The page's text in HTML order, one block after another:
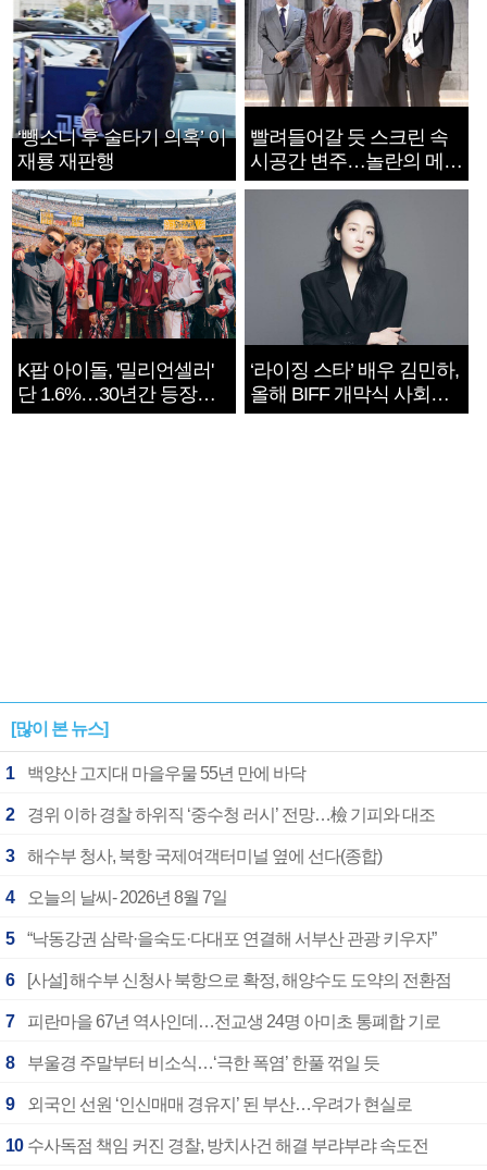
‘뺑소니 후 술타기 의혹’ 이
재룡 재판행
빨려들어갈 듯 스크린 속
시공간 변주…놀란의 메시
지는 ‘전쟁 속죄’
K팝 아이돌, '밀리언셀러'
단 1.6%…30년간 등장
1182개팀 전수조사
‘라이징 스타’ 배우 김민하,
올해 BIFF 개막식 사회자
확정
[많이 본 뉴스]
1 백양산 고지대 마을우물 55년 만에 바닥
2 경위 이하 경찰 하위직 ‘중수청 러시’ 전망…檢 기피와 대조
3 해수부 청사, 북항 국제여객터미널 옆에 선다(종합)
4 오늘의 날씨- 2026년 8월 7일
5 “낙동강권 삼락·을숙도·다대포 연결해 서부산 관광 키우자”
6 [사설] 해수부 신청사 북항으로 확정, 해양수도 도약의 전환점
7 피란마을 67년 역사인데…전교생 24명 아미초 통폐합 기로
8 부울경 주말부터 비소식…‘극한 폭염’ 한풀 꺾일 듯
9 외국인 선원 ‘인신매매 경유지’ 된 부산…우려가 현실로
10 수사독점 책임 커진 경찰, 방치사건 해결 부랴부랴 속도전